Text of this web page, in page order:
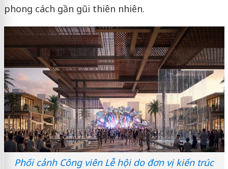
phong cách gần gũi thiên nhiên.
Phối cảnh Công viên Lễ hội do đơn vị kiến trúc